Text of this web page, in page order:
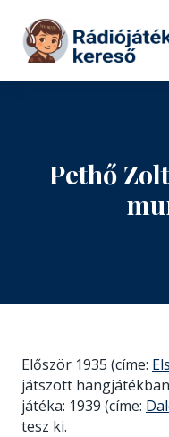
Tovább a tartalomhoz
Pethő
Először 1935 (címe:
játszott
játéka: 1939 (címe:
tesz ki.